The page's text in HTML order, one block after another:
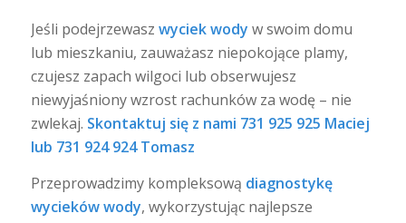
Jeśli podejrzewasz wyciek wody w swoim domu
lub mieszkaniu, zauważasz niepokojące plamy,
czujesz zapach wilgoci lub obserwujesz
niewyjaśniony wzrost rachunków za wodę – nie
zwlekaj. Skontaktuj się z nami 731 925 925 Maciej
lub 731 924 924 Tomasz
Przeprowadzimy kompleksową diagnostykę
wycieków wody, wykorzystując najlepsze